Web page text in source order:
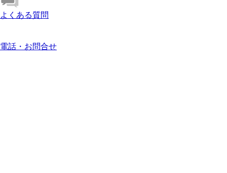
よくある質問
電話・お問合せ